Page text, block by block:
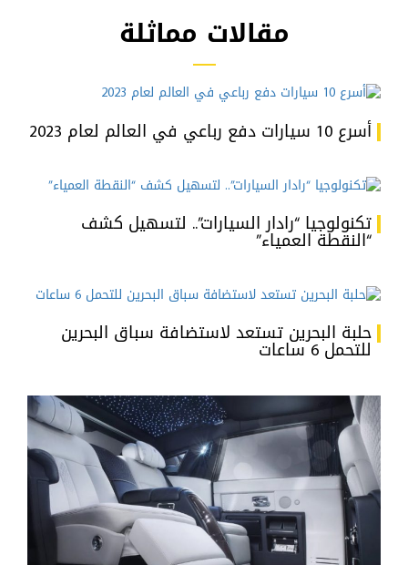
مقالات مماثلة
أسرع 10 سيارات دفع رباعي في العالم لعام 2023
تكنولوجيا “رادار السيارات”.. لتسهيل كشف
“النقطة العمياء”
حلبة البحرين تستعد لاستضافة سباق البحرين
للتحمل 6 ساعات